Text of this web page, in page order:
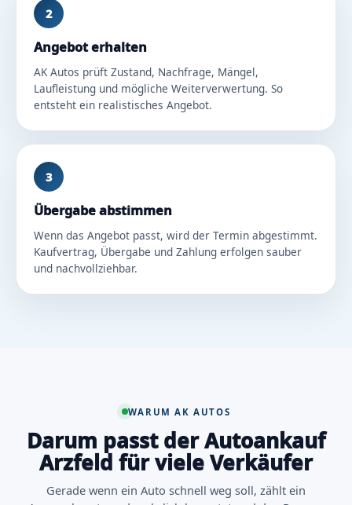
2
Angebot erhalten
AK Autos prüft Zustand, Nachfrage, Mängel,
Laufleistung und mögliche Weiterverwertung. So
entsteht ein realistisches Angebot.
3
Übergabe abstimmen
Wenn das Angebot passt, wird der Termin abgestimmt.
Kaufvertrag, Übergabe und Zahlung erfolgen sauber
und nachvollziehbar.
WARUM AK AUTOS
Darum passt der Autoankauf
Arzfeld für viele Verkäufer
Gerade wenn ein Auto schnell weg soll, zählt ein